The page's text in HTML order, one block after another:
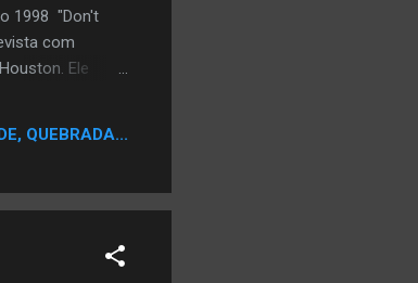
1998 "Don't
com
Ele
QUEBRADA...